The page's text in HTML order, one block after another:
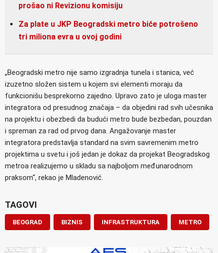
prošao ni Revizionu komisiju
Za plate u JKP Beogradski metro biće potrošeno
tri miliona evra u ovoj godini
„Beogradski metro nije samo izgradnja tunela i stanica, već
izuzetno složen sistem u kojem svi elementi moraju da
funkcionišu besprekorno zajedno. Upravo zato je uloga master
integratora od presudnog značaja – da objedini rad svih učesnika
na projektu i obezbedi da budući metro bude bezbedan, pouzdan
i spreman za rad od prvog dana. Angažovanje master
integratora predstavlja standard na svim savremenim metro
projektima u svetu i još jedan je dokaz da projekat Beogradskog
metroa realizujemo u skladu sa najboljom međunarodnom
praksom“, rekao je Mladenović.
TAGOVI
BEOGRAD BIZNIS INFRASTRUKTURA METRO